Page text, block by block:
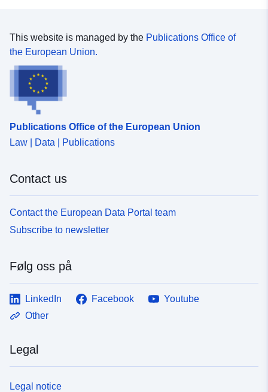
This website is managed by the Publications Office of
the European Union.
Publications Office of the European Union
Law | Data | Publications
Contact us
Contact the European Data Portal team
Subscribe to newsletter
Følg oss på
LinkedIn Facebook
Youtube
Other
Legal
Legal notice